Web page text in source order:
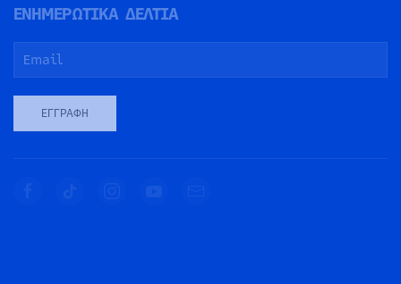
ΕΝΗΜΕΡΩΤΙΚΑ ΔΕΛΤΙΑ
ΕΓΓΡΑΦΉ